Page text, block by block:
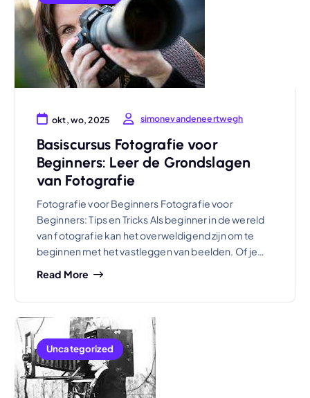
okt, wo, 2025 simonevandeneertwegh
Basiscursus Fotografie voor
Beginners: Leer de Grondslagen
van Fotografie
Fotografie voor Beginners Fotografie voor
Beginners: Tips en Tricks Als beginner in de wereld
van fotografie kan het overweldigend zijn om te
beginnen met het vastleggen van beelden. Of je…
Read More
Uncategorized